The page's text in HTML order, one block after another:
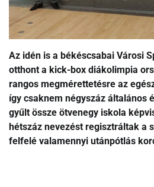
Az idén is a békéscsabai Városi
otthont a kick-box diákolimpia
rangos megmérettetésre az
így csaknem négyszáz általános
gyűlt össze ötvenegy iskola
hétszáz nevezést regisztráltak a
felfelé valamennyi utánpótlás